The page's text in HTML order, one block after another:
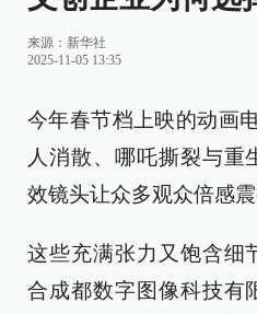
来源： 新华社
2025-11-05 13:35
今年春节档上映的动画
人消散、哪吒撕裂与重
效镜头让众多观众倍感震
这些充满张力又饱含细
合成都数字图像科技有